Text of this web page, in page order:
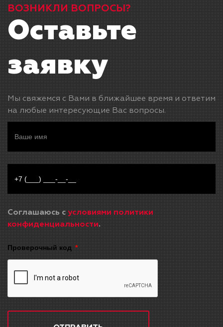
ВОЗНИКЛИ ВОПРОСЫ?
Оставьте
заявку
Мы свяжемся с Вами в ближайшее время и ответим
на любые интересующие Вас вопросы.
Соглашаюсь с условиями политики
конфиденциальности.
Проверочный код